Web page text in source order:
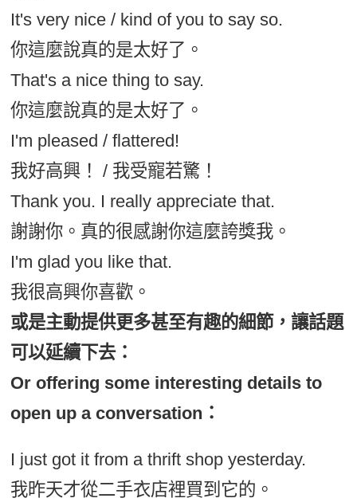
It's very nice / kind of you to say so.
你這麼說真的是太好了。
That's a nice thing to say.
你這麼說真的是太好了。
I'm pleased / flattered!
我好高興！ / 我受寵若驚！
Thank you. I really appreciate that.
謝謝你。真的很感謝你這麼誇獎我。
I'm glad you like that.
我很高興你喜歡。
或是主動提供更多甚至有趣的細節，讓話題
可以延續下去：
Or offering some interesting details to
open up a conversation：
I just got it from a thrift shop yesterday.
我昨天才從二手衣店裡買到它的。